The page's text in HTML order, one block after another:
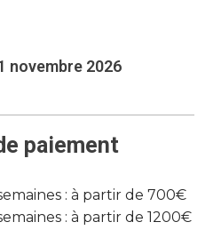
novembre 2026
paiement
: à partir de 700€
: à partir de 1200€